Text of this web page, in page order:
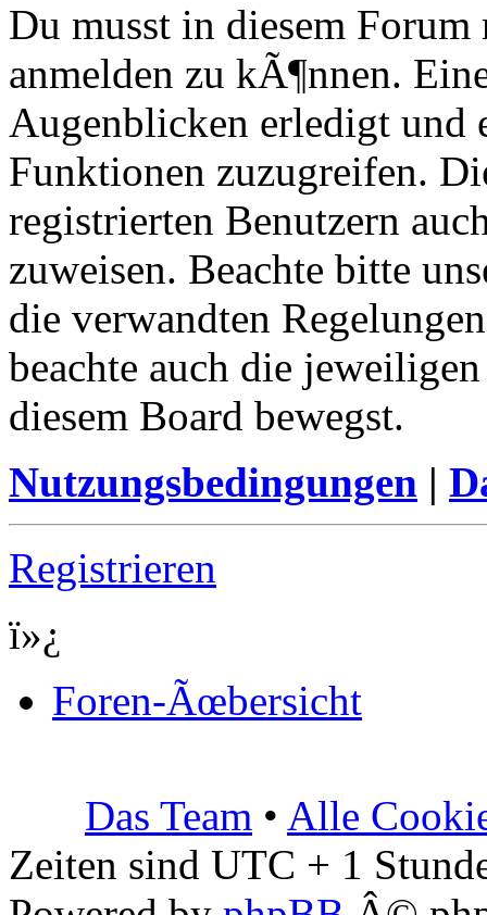
Du musst in diesem
anmelden zu kÃ¶nnen.
Augenblicken erledigt und
Funktionen zuzugreifen.
registrierten Benutzern
zuweisen. Beachte bitte
die verwandten
beachte auch die
diesem Board bewegst.
Nutzungsbedingungen |
Registrieren
ï»¿
Foren-Ãœbersicht
Das Team • Alle
Zeiten sind UTC + 1